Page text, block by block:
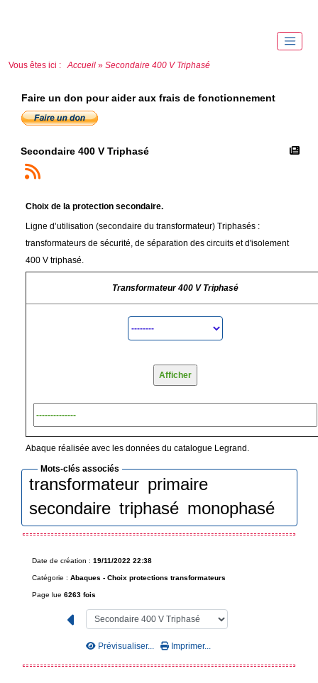
Vous êtes ici : Accueil » Secondaire 400 V Triphasé
Faire un don pour aider aux frais de fonctionnement
Secondaire 400 V Triphasé
Choix de la protection secondaire.
Ligne d’utilisation (secondaire du transformateur) Triphasés :
transformateurs de sécurité, de séparation des circuits et d'isolement
400 V triphasé.
Transformateur 400 V Triphasé
Abaque réalisée avec les données du catalogue Legrand.
Mots-clés associés
transformateur primaire
secondaire triphasé monophasé
Date de création : 19/11/2022 22:38
Catégorie : Abaques - Choix protections transformateurs
Page lue 6263 fois
Prévisualiser... Imprimer...